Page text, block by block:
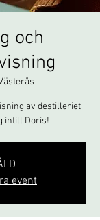
och
av destilleriet
intill Doris!
event